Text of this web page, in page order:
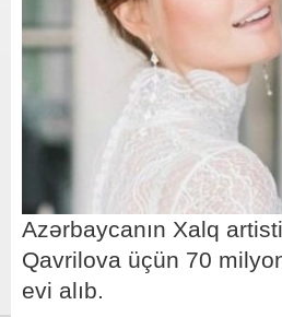
Azərbaycanın Xalq
Qavrilova üçün 70
evi alıb.